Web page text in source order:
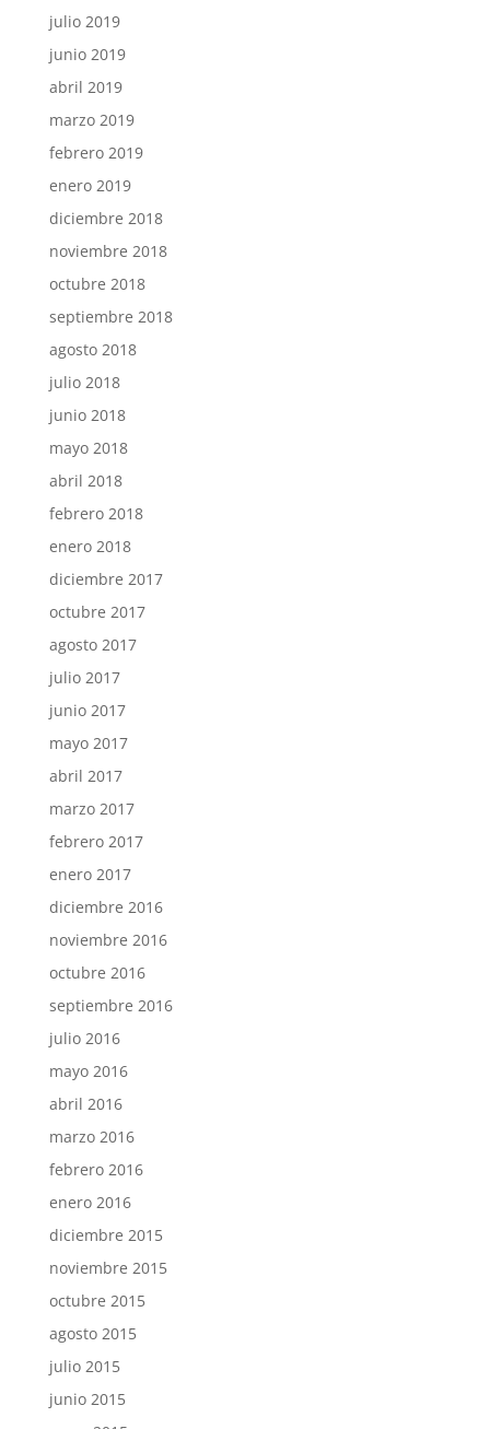
julio 2019
junio 2019
abril 2019
marzo 2019
febrero 2019
enero 2019
diciembre 2018
noviembre 2018
octubre 2018
septiembre 2018
agosto 2018
julio 2018
junio 2018
mayo 2018
abril 2018
febrero 2018
enero 2018
diciembre 2017
octubre 2017
agosto 2017
julio 2017
junio 2017
mayo 2017
abril 2017
marzo 2017
febrero 2017
enero 2017
diciembre 2016
noviembre 2016
octubre 2016
septiembre 2016
julio 2016
mayo 2016
abril 2016
marzo 2016
febrero 2016
enero 2016
diciembre 2015
noviembre 2015
octubre 2015
agosto 2015
julio 2015
junio 2015